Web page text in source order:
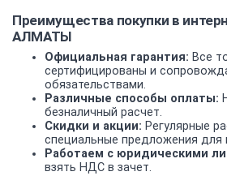
Преимущества покупки в
АЛМАТЫ
Официальная гарантия: Все
сертифицированы и
обязательствами.
Различные способы оплаты:
безналичный расчет.
Скидки и акции: Регулярные
специальные предложения для
Работаем с юридическими
взять НДС в зачет.